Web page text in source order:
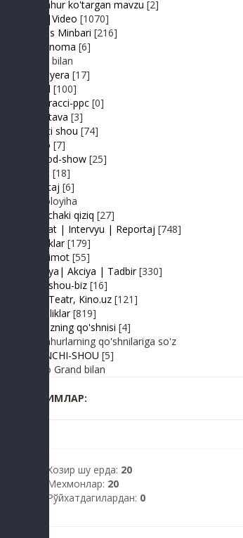
Mashhur ko'targan mavzu [2]
MP3|Video [1070]
Muhlis Minbari [216]
Ovoznoma [6]
Luiza bilan
Premyera [17]
Prikol [100]
Paparacci-ppc [0]
Podstava [3]
Realiti shou [74]
Retro [7]
Sayyod-show [25]
Sport [18]
Shantaj [6]
Videoloyiha
Shunchaki qiziq [27]
Suhbat | Intervyu | Reportaj [748]
Tabriklar [179]
Taqdimot [55]
Hayriya| Akciya | Tadbir [330]
Turk shou-biz [16]
TV | Teatr, Kino.uz [121]
Yangiliklar [819]
Yulduzning qo'shnisi [4]
Mashhurlarning qo'shnilariga so'z
BIRINCHI-SHOU [5]
Radio Grand bilan
КИМЛАР:
Хозир шу ерда: 20
Мехмонлар: 20
Рўйхатдагилардан: 0